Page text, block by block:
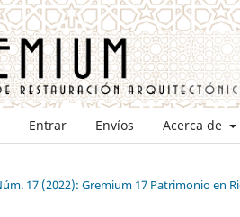
Entrar Envíos Acerca de
17 (2022): Gremium 17 Patrimonio en